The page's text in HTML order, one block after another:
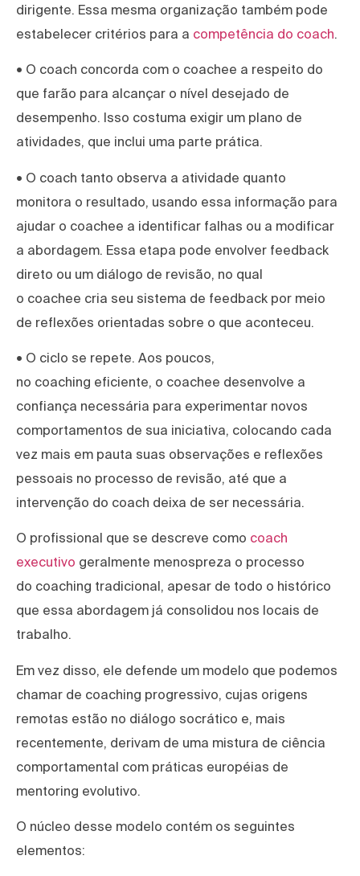
dirigente. Essa mesma organização também pode
estabelecer critérios para a competência do coach.
• O coach concorda com o coachee a respeito do
que farão para alcançar o nível desejado de
desempenho. Isso costuma exigir um plano de
atividades, que inclui uma parte prática.
• O coach tanto observa a atividade quanto
monitora o resultado, usando essa informação para
ajudar o coachee a identificar falhas ou a modificar
a abordagem. Essa etapa pode envolver feedback
direto ou um diálogo de revisão, no qual
o coachee cria seu sistema de feedback por meio
de reflexões orientadas sobre o que aconteceu.
• O ciclo se repete. Aos poucos,
no coaching eficiente, o coachee desenvolve a
confiança necessária para experimentar novos
comportamentos de sua iniciativa, colocando cada
vez mais em pauta suas observações e reflexões
pessoais no processo de revisão, até que a
intervenção do coach deixa de ser necessária.
O profissional que se descreve como coach
executivo geralmente menospreza o processo
do coaching tradicional, apesar de todo o histórico
que essa abordagem já consolidou nos locais de
trabalho.
Em vez disso, ele defende um modelo que podemos
chamar de coaching progressivo, cujas origens
remotas estão no diálogo socrático e, mais
recentemente, derivam de uma mistura de ciência
comportamental com práticas européias de
mentoring evolutivo.
O núcleo desse modelo contém os seguintes
elementos: